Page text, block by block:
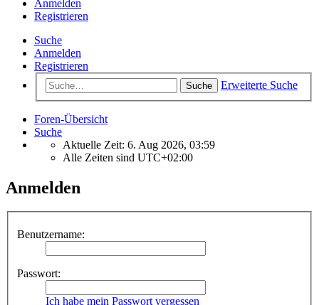
Anmelden
Registrieren
Suche
Anmelden
Registrieren
Suche Erweiterte Suche
Foren-Übersicht
Suche
Aktuelle Zeit: 6. Aug 2026, 03:59
Alle Zeiten sind UTC+02:00
Anmelden
Benutzername:
Passwort:
Ich habe mein Passwort vergessen